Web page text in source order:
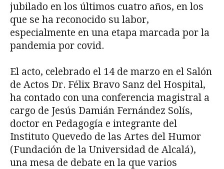
jubilado en los últimos cuatro años, en los
que se ha reconocido su labor,
especialmente en una etapa marcada por la
pandemia por covid.
El acto, celebrado el 14 de marzo en el Salón
de Actos Dr. Félix Bravo Sanz del Hospital,
ha contado con una conferencia magistral a
cargo de Jesús Damián Fernández Solís,
doctor en Pedagogía e integrante del
Instituto Quevedo de las Artes del Humor
(Fundación de la Universidad de Alcalá),
una mesa de debate en la que varios